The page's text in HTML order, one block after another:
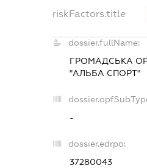
riskFactors.title
dossier.fullName:
ГРОМАДСЬКА
"АЛЬБА СПОРТ"
-
dossier.edrpo:
37280043